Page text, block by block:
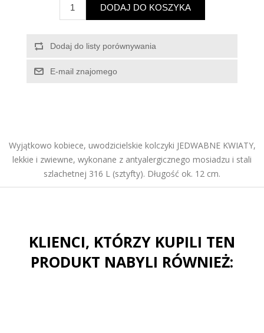
Wyjątkowo kobiece, uwodzicielskie kolczyki JEDWABNE KWIATY,
lekkie i zwiewne, wykonane z antyalergicznego mosiadzu i stali
szlachetnej 316 L (sztyfty). Długość ok. 12 cm.
KLIENCI, KTÓRZY KUPILI TEN
PRODUKT NABYLI RÓWNIEŻ: